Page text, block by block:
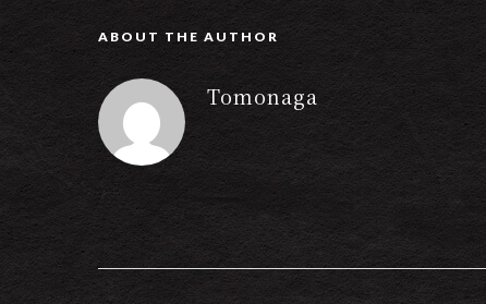
ABOUT THE AUTHOR
Tomonaga